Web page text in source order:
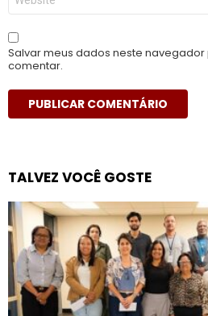
Salvar meus dados neste
comentar.
TALVEZ VOCÊ GOSTE